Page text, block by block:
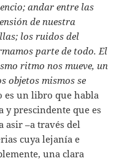
andar entre las
de nuestra
los ruidos del
parte de todo. El
ritmo nos mueve, un
objetos mismos se
es un libro que habla
y prescindente que es
asir –a través del
cuya lejanía e
una clara